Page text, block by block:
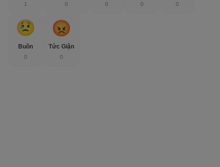
1 0 0 0 0
Buồn
0
Tức Giận
0